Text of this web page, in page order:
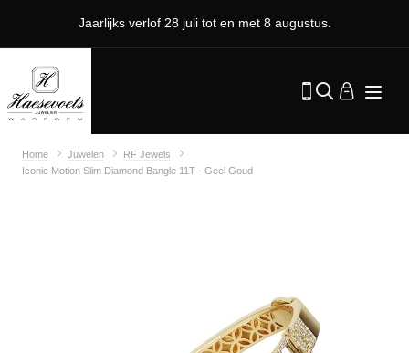
Jaarlijks verlof 28 juli tot en met 8 augustus.
Home Juwelen
RF Jewels
Iconic Motion Slim Diamond Bangle 11T - Geel Goud